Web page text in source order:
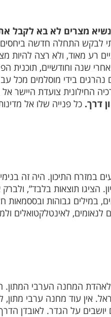
מצרים לא בא לקבל
לבקש התחלה חדשה ביחסים
רע מאוד, ולא רצה להיות
שנה וחודשיים, תוכנית
בידי מוסלמים מכל
החילונית צועדת היישר
דרך. כל פנייה שלו אל
במזרח התיכון. היה זה
הציגו תוצאות בלבד”,
במילים גבוהות ובססמאות
לאינטלקטואלים
המחנה הערבי
אין עוד מחנה ערבי מתון,
יושבים על הגדר. לאובדן